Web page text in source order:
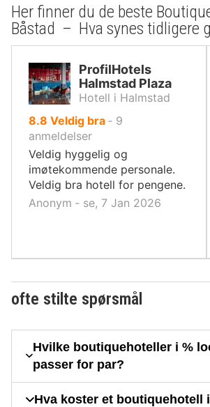
Her finner du de beste
Båstad – Hva synes tidligere
ProfilHotels
Halmstad Plaza
Hotell i Halmstad
8.8 av
10,
Veldig bra ‐ 9
anmeldelser
Veldig hyggelig og
imøtekommende personale.
Veldig bra hotell for pengene.
Anonym ‐ se, 7 Jan 2026
ofte stilte spørsmål
Hvilke boutiquehoteller i %
passer for par?
Hva koster et boutiquehotell